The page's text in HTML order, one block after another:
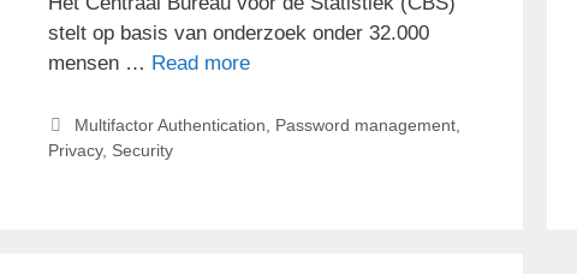
stelt op basis van onderzoek onder 32.000
mensen … Read more
Multifactor Authentication, Password management,
Privacy, Security